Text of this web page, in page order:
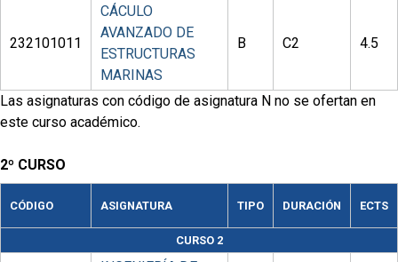
232101011
CÁCULO
AVANZADO DE
ESTRUCTURAS
MARINAS
B C2 4.5
Las asignaturas con código de asignatura N no se ofertan en
este curso académico.
2º CURSO
CÓDIGO ASIGNATURA TIPO DURACIÓN ECTS
CURSO 2